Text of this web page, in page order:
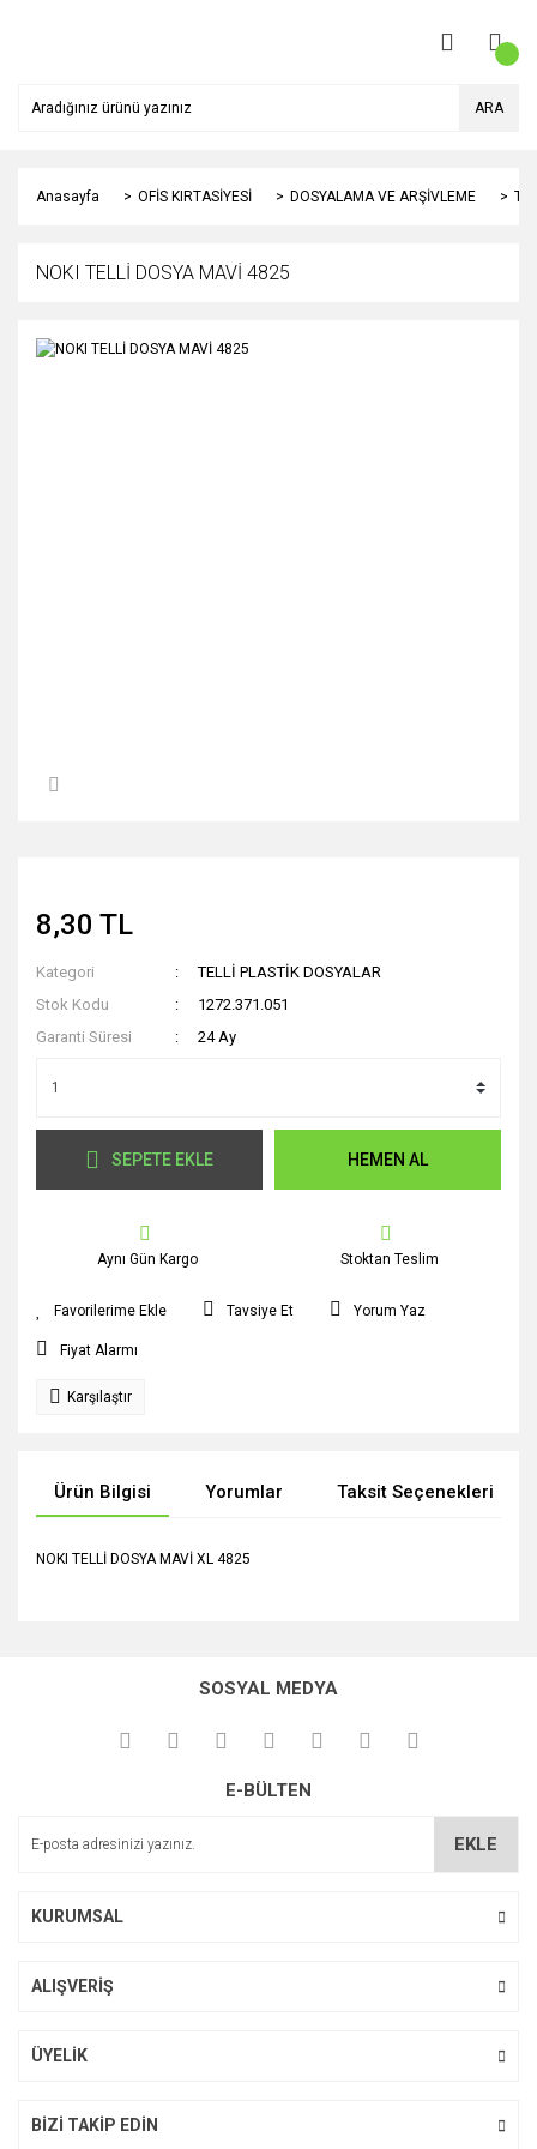
ARA
Anasayfa OFİS KIRTASİYESİ DOSYALAMA VE ARŞİVLEME
NOKI TELLİ DOSYA MAVİ 4825
8,30 TL
Kategori
TELLİ PLASTİK DOSYALAR
Stok Kodu
1272.371.051
Garanti Süresi
24 Ay
SEPETE EKLE HEMEN AL
Aynı Gün Kargo Stoktan Teslim
Tavsiye Et Yorum Yaz
Fiyat Alarmı
Karşılaştır
Ürün Bilgisi Yorumlar Taksit Seçenekleri
NOKI TELLİ DOSYA MAVİ XL 4825
kullanarak tarafımıza iletebilirsiniz.
Görüş ve önerileriniz için teşekkür ederiz.
Ürün açıklamasında eksik bilgiler bulunuyor.
SOSYAL MEDYA
E-BÜLTEN
EKLE
KURUMSAL
ALIŞVERİŞ
ÜYELİK
BİZİ TAKİP EDİN